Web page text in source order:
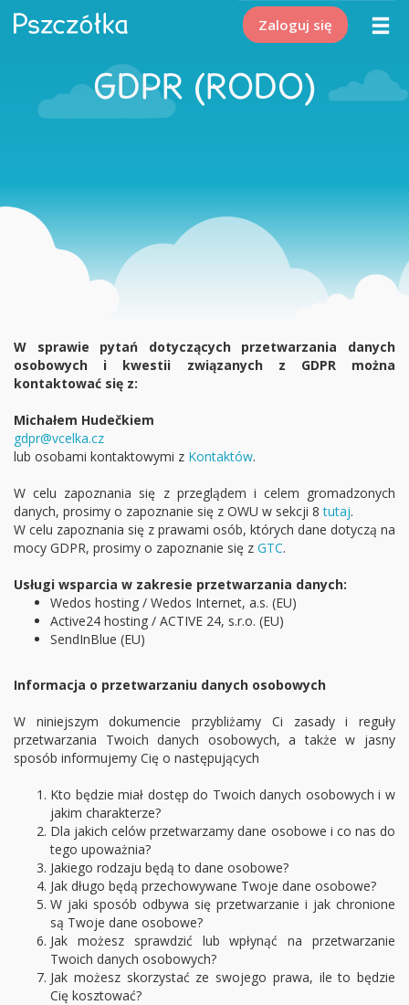
Zaloguj się
GDPR (RODO)
W sprawie pytań dotyczących przetwarzania danych
osobowych i kwestii związanych z GDPR można
kontaktować się z:
Michałem Hudečkiem
gdpr@vcelka.cz
lub osobami kontaktowymi z Kontaktów.
W celu zapoznania się z przeglądem i celem gromadzonych
danych, prosimy o zapoznanie się z OWU w sekcji 8tutaj.
W celu zapoznania się z prawami osób, których dane dotyczą na
mocy GDPR, prosimy o zapoznanie się z GTC.
Usługi wsparcia w zakresie przetwarzania danych:
Wedos hosting / Wedos Internet, a.s. (EU)
Active24 hosting / ACTIVE 24, s.r.o. (EU)
SendInBlue (EU)
Informacja o przetwarzaniu danych osobowych
W niniejszym dokumencie przybliżamy Ci zasady i reguły
przetwarzania Twoich danych osobowych, a także w jasny
sposób informujemy Cię o następujących
Kto będzie miał dostęp do Twoich danych osobowych i w
jakim charakterze?
Dla jakich celów przetwarzamy dane osobowe i co nas do
tego upoważnia?
Jakiego rodzaju będą to dane osobowe?
Jak długo będą przechowywane Twoje dane osobowe?
W jaki sposób odbywa się przetwarzanie i jak chronione
są Twoje dane osobowe?
Jak możesz sprawdzić lub wpłynąć na przetwarzanie
Twoich danych osobowych?
Jak możesz skorzystać ze swojego prawa, ile to będzie
Cię kosztować?